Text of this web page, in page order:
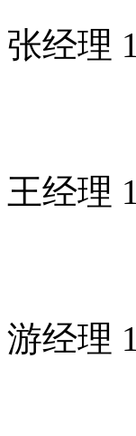
张经理
王经理
游经理